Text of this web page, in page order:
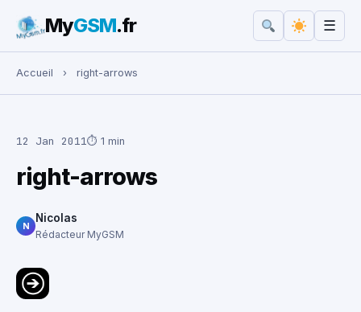
Rechercher :
MyGSM.fr ☰
Accueil › right-arrows
12 Jan 2011⏱ 1 min
right-arrows
N
Nicolas
Rédacteur MyGSM